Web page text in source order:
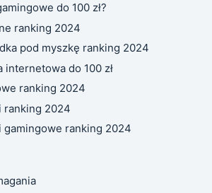
do 100 zł?
ranking 2024
pod myszkę ranking 2024
internetowa do 100 zł
ranking 2024
ranking 2024
gamingowe ranking 2024